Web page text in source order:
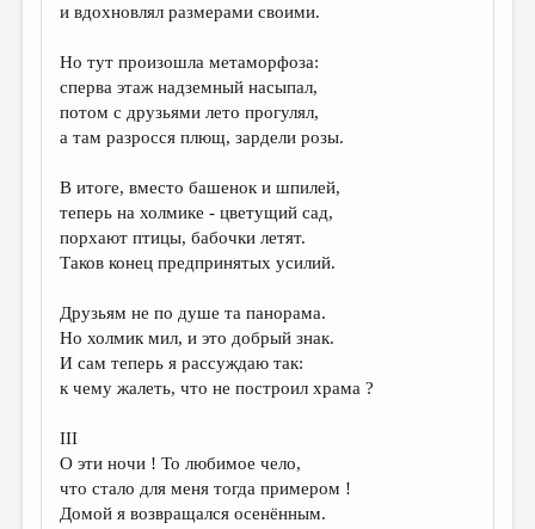
РЕДКОЛЛЕГИЯ
ОТ РЕДАКЦИИ
МАЛАЯ ПРОЗА
ЭССЕИСТИКА
ЛИТЕРАТУРОВЕДЕНИЕ
КУЛЬТУРОВЕДЕНИЕ
ПУБЛИЦИСТИКА
РЕЦЕНЗИРОВАНИЕ
ЦИКЛЫ ПУБЛИКАЦИЙ
ТРЕДИАКОВСКИЙ
МЕДИА
и вдохновлял размерами своими.
Но тут произошла метаморфоза:
сперва этаж надземный насыпал,
потом с друзьями лето прогулял,
а там разросся плющ, зардели розы.
В итоге, вместо башенок и шпилей,
теперь на холмике - цветущий сад,
порхают птицы, бабочки летят.
Таков конец предпринятых усилий.
Друзьям не по душе та панорама.
Но холмик мил, и это добрый знак.
И сам теперь я рассуждаю так:
к чему жалеть, что не построил храма ?
III
О эти ночи ! То любимое чело,
что стало для меня тогда примером !
Домой я возвращался осенённым.